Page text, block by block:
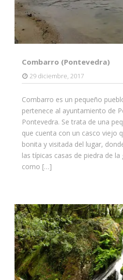
Combarro (Pontevedra)
29 diciembre, 2017
Combarro es un pequeño
pertenece al ayuntamiento de
Pontevedra. Se trata de una
que cuenta con un casco viejo
bonita y visitada del lugar,
las típicas casas de piedra de
como […]